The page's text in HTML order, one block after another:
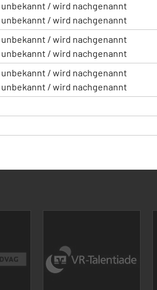
unbekannt / wird nachgenannt
unbekannt / wird nachgenannt
unbekannt / wird nachgenannt
unbekannt / wird nachgenannt
unbekannt / wird nachgenannt
unbekannt / wird nachgenannt